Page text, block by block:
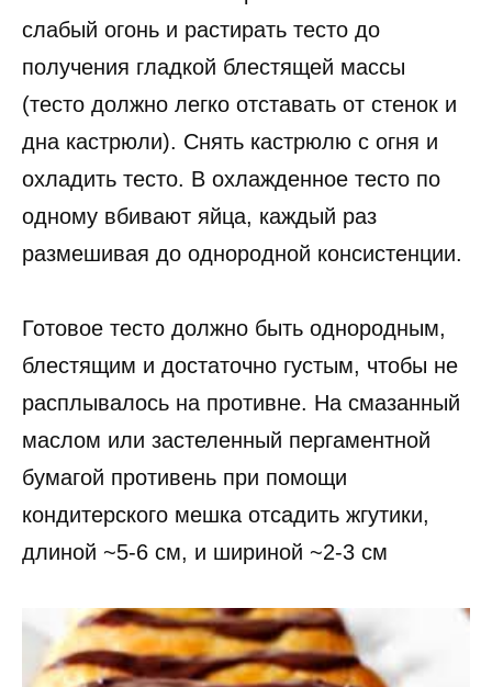
слабый огонь и растирать тесто до
получения гладкой блестящей массы
(тесто должно легко отставать от стенок и
дна кастрюли). Снять кастрюлю с огня и
охладить тесто. В охлажденное тесто по
одному вбивают яйца, каждый раз
размешивая до однородной консистенции.
Готовое тесто должно быть однородным,
блестящим и достаточно густым, чтобы не
расплывалось на противне. На смазанный
маслом или застеленный пергаментной
бумагой противень при помощи
кондитерского мешка отсадить жгутики,
длиной ~5-6 см, и шириной ~2-3 см